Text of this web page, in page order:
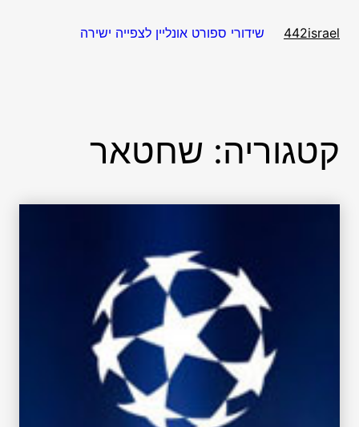
לתוכן442israel שידורי ספורט אונליין לצפייה ישירה
קטגוריה: שחטאר